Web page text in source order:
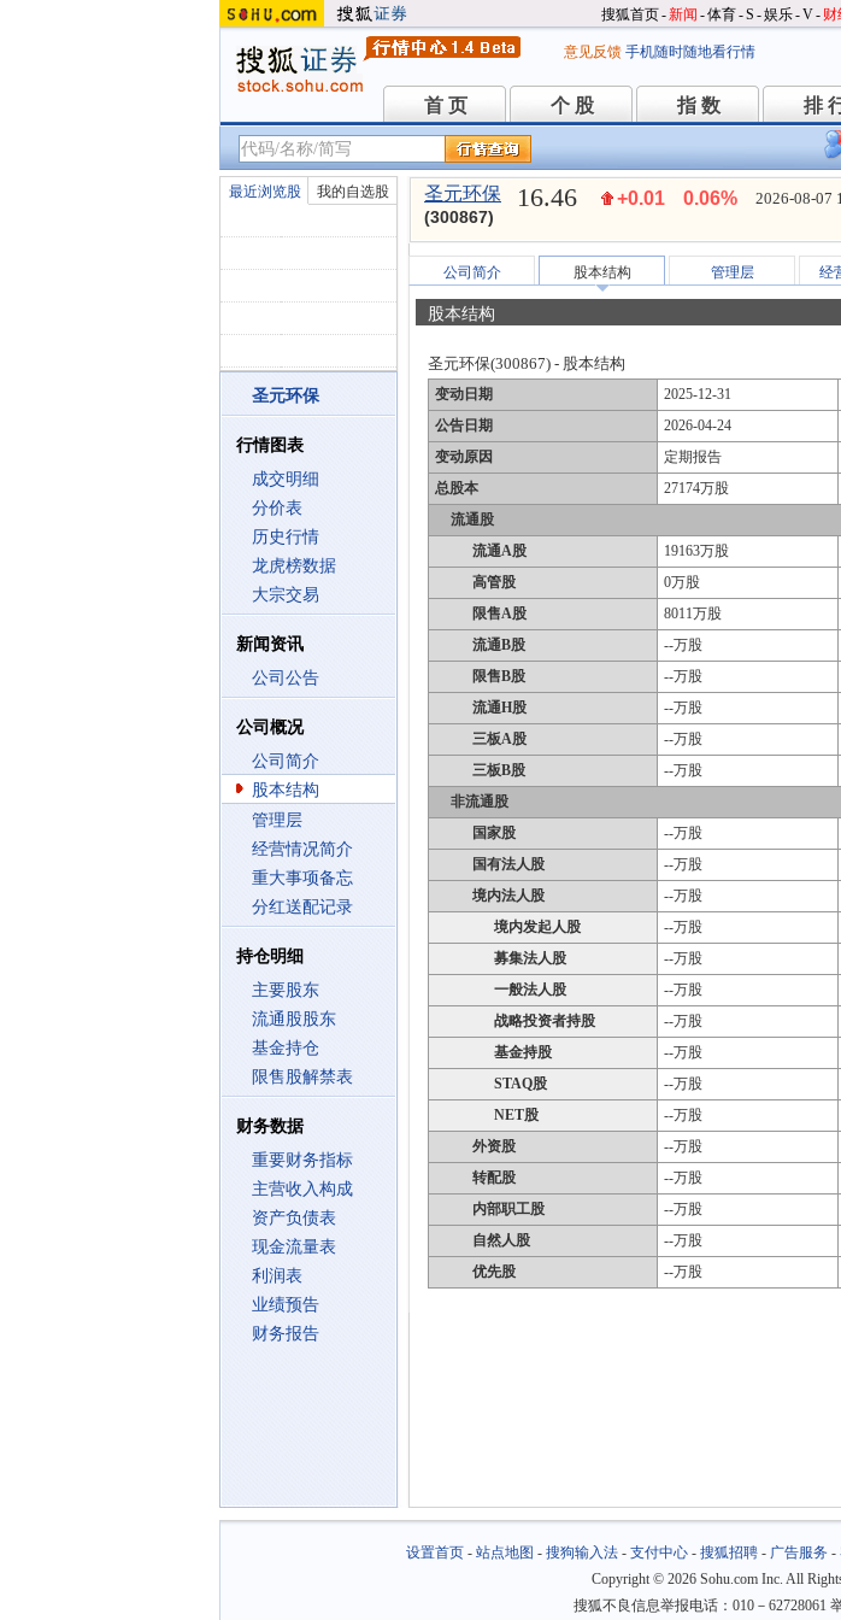
搜狐首页-新闻 -体育-S -娱乐-V- 财
意见反馈 手机随时随地看行情
首 页
首 页 个 股
个 股 指 数
指 数 排
排
最近浏览股 我的自选股
圣元环保
行情图表
成交明细
分价表
历史行情
龙虎榜数据
大宗交易
新闻资讯
公司公告
公司概况
公司简介
股本结构
管理层
经营情况简介
重大事项备忘
分红送配记录
持仓明细
主要股东
流通股股东
基金持仓
限售股解禁表
财务数据
重要财务指标
主营收入构成
资产负债表
现金流量表
利润表
业绩预告
财务报告
圣元环保
(300867)
16.46 +0.01 0.06% 2026-08-07
公司简介 股本结构 管理层 经
股本结构
圣元环保(300867) - 股本结构
变动日期 2025-12-31
公告日期
2026-04-24
变动原因
定期报告
总股本
27174万股
流通股
流通A股
19163万股
高管股
0万股
限售A股
8011万股
流通B股
--万股
限售B股
--万股
流通H股
--万股
三板A股
--万股
三板B股
--万股
非流通股
国家股
--万股
国有法人股
--万股
境内法人股
--万股
境内发起人股
--万股
募集法人股
--万股
一般法人股
--万股
战略投资者持股
--万股
基金持股
--万股
STAQ股
--万股
NET股
--万股
外资股
--万股
转配股
--万股
内部职工股
--万股
自然人股
--万股
优先股
--万股
设置首页- 站点地图 - 搜狗输入法- 支付中心- 搜狐招聘- 广告服务-
Copyright © 2026 Sohu.com Inc. All
搜狐不良信息举报电话：010－62728061